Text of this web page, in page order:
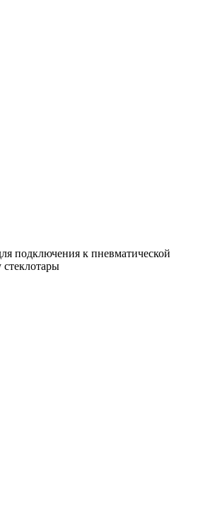
подключения к пневматической